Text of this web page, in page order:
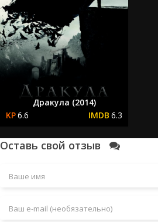
Дракула (2014)
6.6
6.3
Оставь свой отзыв